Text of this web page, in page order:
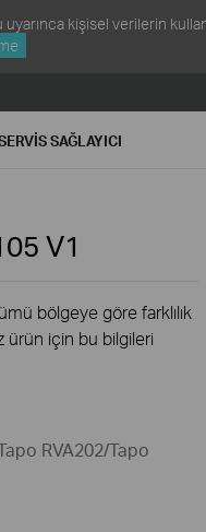
kişisel verilerin
SAĞLAYICI
V1
bölgeye göre farklılık
ürün için bu bilgileri
RVA202/Tapo